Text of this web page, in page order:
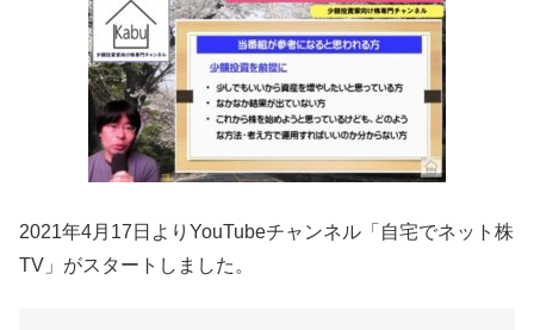
2021年4月17日よりYouTubeチャンネル「自宅でネット株
TV」がスタートしました。